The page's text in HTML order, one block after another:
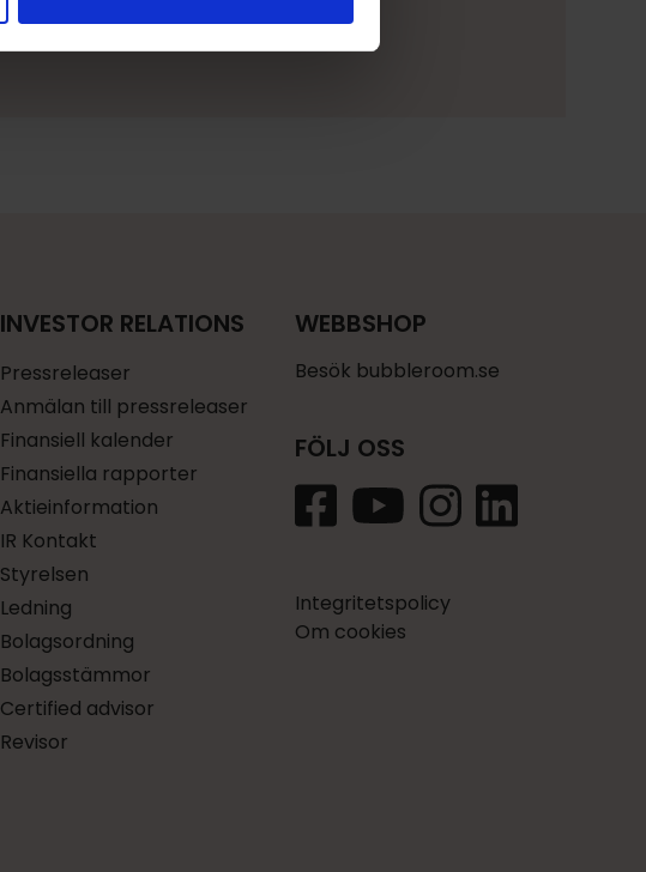
INVESTOR RELATIONS
Pressreleaser
Anmälan till pressreleaser
Finansiell kalender
Finansiella rapporter
Aktieinformation
IR Kontakt
Styrelsen
Ledning
Bolagsordning
Bolagsstämmor
Certified advisor
Revisor
WEBBSHOP
Besök bubbleroom.se
FÖLJ OSS
Integritetspolicy
Om cookies